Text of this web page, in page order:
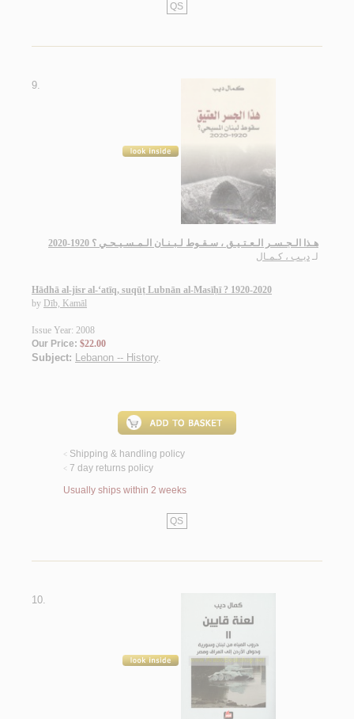
QS
9.
هـذا الـجـسـر الـعـتـيـق ، سـقـوط لـبـنـان الـمـسـيـحـي ؟ 1920-2020
لـ ديـب ، كـمـال
Hādhā al-jisr al-‘atīq, suqūṭ Lubnān al-Masīḥī ? 1920-2020
by Dīb, Kamāl
Issue Year: 2008
Our Price: $22.00
Subject: Lebanon -- History.
< Shipping & handling policy
< 7 day returns policy
Usually ships within 2 weeks
QS
10.